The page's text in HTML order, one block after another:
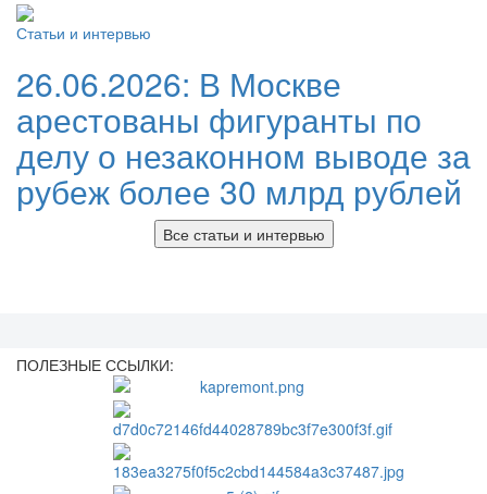
Статьи и интервью
26.06.2026: В Москве
арестованы фигуранты по
делу о незаконном выводе за
рубеж более 30 млрд рублей
Все статьи и интервью
ПОЛЕЗНЫЕ ССЫЛКИ: